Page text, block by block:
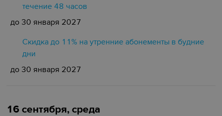
течение 48 часов
до 30 января 2027
Скидка до 11% на утренние абонементы в будние
дни
до 30 января 2027
16 сентября, среда